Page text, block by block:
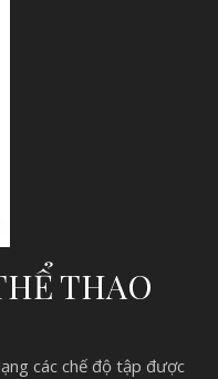
THAO
các chế độ tập được